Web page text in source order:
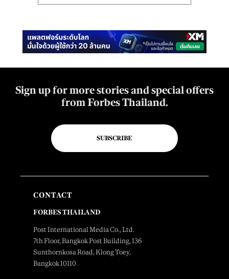
Sign up for more stories and special offers
from Forbes Thailand.
SUBSCRIBE
CONTACT
FORBES THAILAND
Post International Media Co., Ltd.
7th Floor, Bangkok Post Building, 136
Sunthornkosa Road, Klong Toey,
Bangkok 10110